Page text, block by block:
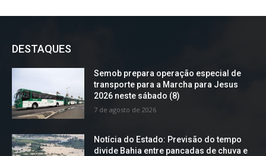
DESTAQUES
Semob prepara operação especial de
transporte para a Marcha para Jesus
2026 neste sábado (8)
7 de agosto de 2026
Notícia do Estado: Previsão do tempo
divide Bahia entre pancadas de chuva e